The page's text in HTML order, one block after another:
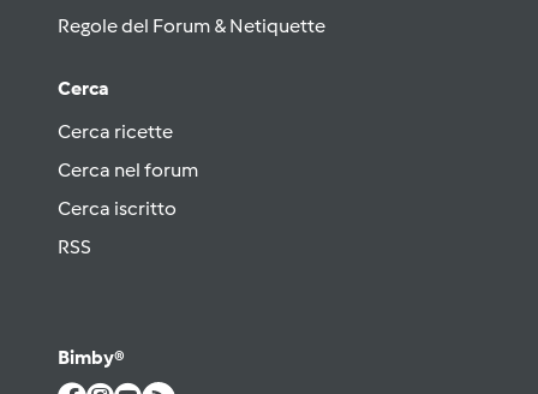
Regole del Forum & Netiquette
Cerca
Cerca ricette
Cerca nel forum
Cerca iscritto
RSS
Bimby®